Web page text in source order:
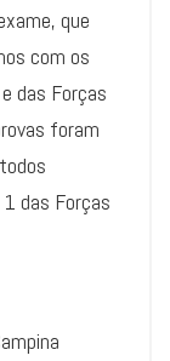
que
com os
das Forças
foram
das Forças